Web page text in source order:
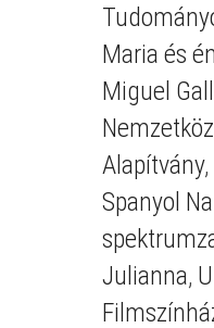
Maria és én
Miguel
Alapítvány,
Spanyol
Julianna,